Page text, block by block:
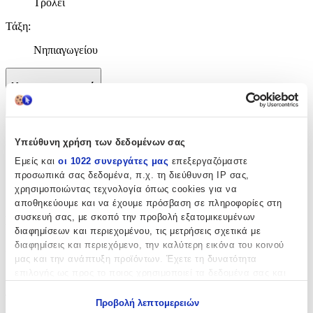
Υπεύθυνη χρήση των δεδομένων σας
Εμείς και οι 1022 συνεργάτες μας επεξεργαζόμαστε
προσωπικά σας δεδομένα, π.χ. τη διεύθυνση IP σας,
χρησιμοποιώντας τεχνολογία όπως cookies για να
αποθηκεύουμε και να έχουμε πρόσβαση σε πληροφορίες στη
συσκευή σας, με σκοπό την προβολή εξατομικευμένων
διαφημίσεων και περιεχομένου, τις μετρήσεις σχετικά με
διαφημίσεις και περιεχόμενο, την καλύτερη εικόνα του κοινού
μας και την ανάπτυξη προϊόντων. Έχετε τη δυνατότητα
Προβολή λεπτομερειών
Τρόλεϊ
Τάξη:
Νηπιαγωγείου
Χαρακτηριστικά
Χαρακτηριστικά
Κατασκευαστής
Polo
Βασικά Χαρακτηριστικά
Χρώμα: